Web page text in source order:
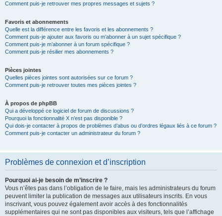
Comment puis-je retrouver mes propres messages et sujets ?
Favoris et abonnements
Quelle est la différence entre les favoris et les abonnements ?
Comment puis-je ajouter aux favoris ou m’abonner à un sujet spécifique ?
Comment puis-je m’abonner à un forum spécifique ?
Comment puis-je résilier mes abonnements ?
Pièces jointes
Quelles pièces jointes sont autorisées sur ce forum ?
Comment puis-je retrouver toutes mes pièces jointes ?
À propos de phpBB
Qui a développé ce logiciel de forum de discussions ?
Pourquoi la fonctionnalité X n’est pas disponible ?
Qui dois-je contacter à propos de problèmes d’abus ou d’ordres légaux liés à ce forum ?
Comment puis-je contacter un administrateur du forum ?
Problèmes de connexion et d’inscription
Pourquoi ai-je besoin de m’inscrire ?
Vous n’êtes pas dans l’obligation de le faire, mais les administrateurs du forum
peuvent limiter la publication de messages aux utilisateurs inscrits. En vous
inscrivant, vous pouvez également avoir accès à des fonctionnalités
supplémentaires qui ne sont pas disponibles aux visiteurs, tels que l’affichage